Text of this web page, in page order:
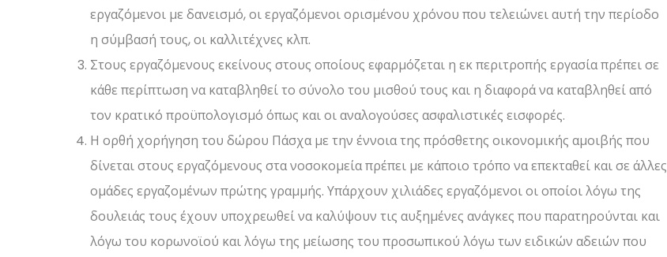
εργαζόμενοι με δανεισμό, οι εργαζόμενοι ορισμένου χρόνου που τελειώνει αυτή την περίοδο
η σύμβασή τους, οι καλλιτέχνες κλπ.
Στους εργαζόμενους εκείνους στους οποίους εφαρμόζεται η εκ περιτροπής εργασία πρέπει σε
κάθε περίπτωση να καταβληθεί το σύνολο του μισθού τους και η διαφορά να καταβληθεί από
τον κρατικό προϋπολογισμό όπως και οι αναλογούσες ασφαλιστικές εισφορές.
Η ορθή χορήγηση του δώρου Πάσχα με την έννοια της πρόσθετης οικονομικής αμοιβής που
δίνεται στους εργαζόμενους στα νοσοκομεία πρέπει με κάποιο τρόπο να επεκταθεί και σε άλλες
ομάδες εργαζομένων πρώτης γραμμής. Υπάρχουν χιλιάδες εργαζόμενοι οι οποίοι λόγω της
δουλειάς τους έχουν υποχρεωθεί να καλύψουν τις αυξημένες ανάγκες που παρατηρούνται και
λόγω του κορωνοϊού και λόγω της μείωσης του προσωπικού λόγω των ειδικών αδειών που